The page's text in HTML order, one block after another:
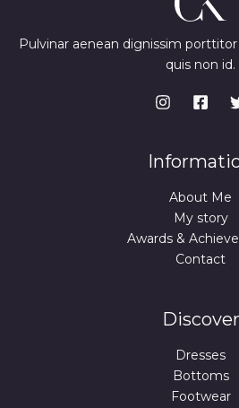
Pulvinar aenean dignissim
quis non id.
About Me
My story
Awards &
Contact
Discover
Dresses
Bottoms
Footwear